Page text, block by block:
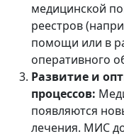
медицинской
реестров
помощи или в
оперативного
Развитие и
процессов:
появляются
лечения. МИС